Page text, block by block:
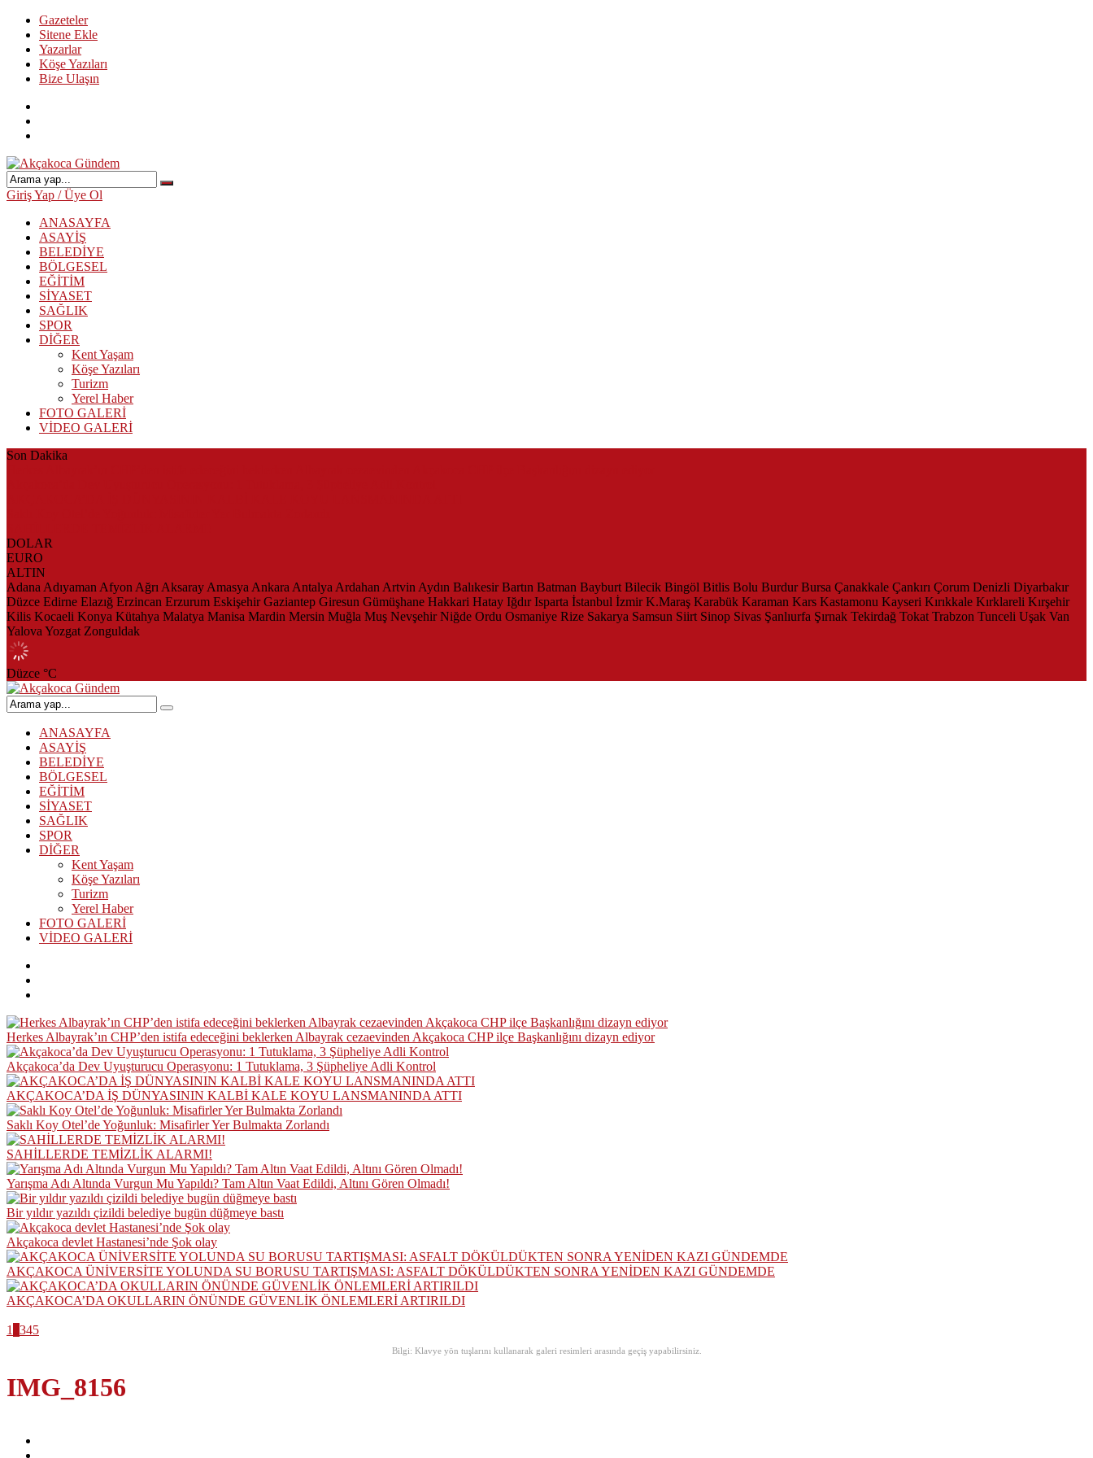
Gazeteler
Sitene Ekle
Yazarlar
Köşe Yazıları
Bize Ulaşın
Giriş Yap / Üye Ol
ANASAYFA
ASAYİŞ
BELEDİYE
BÖLGESEL
EĞİTİM
SİYASET
SAĞLIK
SPOR
DİĞER
Kent Yaşam
Köşe Yazıları
Turizm
Yerel Haber
FOTO GALERİ
VİDEO GALERİ
Son Dakika
DOLAR
EURO
ALTIN
Adana Adıyaman Afyon Ağrı Aksaray Amasya Ankara Antalya Ardahan Artvin Aydın Balıkesir Bartın Batman Bayburt Bilecik Bingöl Bitlis Bolu Burdur Bursa Çanakkale Çankırı Çorum Denizli Diyarbakır
Düzce Edirne Elazığ Erzincan Erzurum Eskişehir Gaziantep Giresun Gümüşhane Hakkari Hatay Iğdır Isparta İstanbul İzmir K.Maraş Karabük Karaman Kars Kastamonu Kayseri Kırıkkale Kırklareli Kırşehir
Kilis Kocaeli Konya Kütahya Malatya Manisa Mardin Mersin Muğla Muş Nevşehir Niğde Ordu Osmaniye Rize Sakarya Samsun Siirt Sinop Sivas Şanlıurfa Şırnak Tekirdağ Tokat Trabzon Tunceli Uşak Van
Yalova Yozgat Zonguldak
Düzce °C
ANASAYFA
ASAYİŞ
BELEDİYE
BÖLGESEL
EĞİTİM
SİYASET
SAĞLIK
SPOR
DİĞER
Kent Yaşam
Köşe Yazıları
Turizm
Yerel Haber
FOTO GALERİ
VİDEO GALERİ
Herkes Albayrak’ın CHP’den istifa edeceğini beklerken Albayrak cezaevinden Akçakoca CHP ilçe Başkanlığını dizayn ediyor
Akçakoca’da Dev Uyuşturucu Operasyonu: 1 Tutuklama, 3 Şüpheliye Adli Kontrol
AKÇAKOCA’DA İŞ DÜNYASININ KALBİ KALE KOYU LANSMANINDA ATTI
Saklı Koy Otel’de Yoğunluk: Misafirler Yer Bulmakta Zorlandı
SAHİLLERDE TEMİZLİK ALARMI!
Yarışma Adı Altında Vurgun Mu Yapıldı? Tam Altın Vaat Edildi, Altını Gören Olmadı!
Bir yıldır yazıldı çizildi belediye bugün düğmeye bastı
Akçakoca devlet Hastanesi’nde Şok olay
AKÇAKOCA ÜNİVERSİTE YOLUNDA SU BORUSU TARTIŞMASI: ASFALT DÖKÜLDÜKTEN SONRA YENİDEN KAZI GÜNDEMDE
AKÇAKOCA’DA OKULLARIN ÖNÜNDE GÜVENLİK ÖNLEMLERİ ARTIRILDI
1 345
Bilgi: Klavye yön tuşlarını kullanarak galeri resimleri arasında geçiş yapabilirsiniz.
IMG_8156